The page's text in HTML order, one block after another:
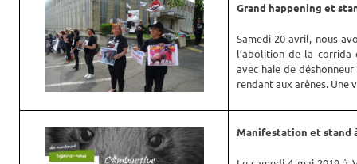
Grand happening et
Samedi 20 avril, nous
l’abolition de la corrida
avec haie de
rendant aux arènes. Une
Manifestation et stand